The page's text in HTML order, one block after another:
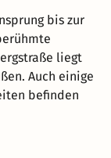
bis zur
liegt
Auch einige
befinden